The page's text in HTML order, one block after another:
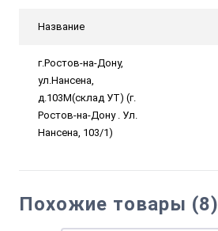
Название
г.Ростов-на-Дону,
ул.Нансена,
д.103М(склад УТ) (г.
Ростов-на-Дону . Ул.
Нансена, 103/1)
Похожие товары (8)